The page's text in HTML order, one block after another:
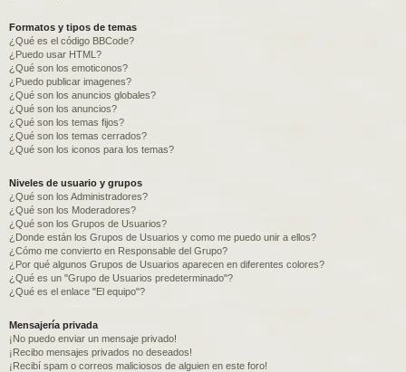
Formatos y tipos de temas
¿Qué es el código BBCode?
¿Puedo usar HTML?
¿Qué son los emoticonos?
¿Puedo publicar imagenes?
¿Qué son los anuncios globales?
¿Qué son los anuncios?
¿Qué son los temas fijos?
¿Qué son los temas cerrados?
¿Qué son los iconos para los temas?
Niveles de usuario y grupos
¿Qué son los Administradores?
¿Qué son los Moderadores?
¿Qué son los Grupos de Usuarios?
¿Donde están los Grupos de Usuarios y como me puedo unir a ellos?
¿Cómo me convierto en Responsable del Grupo?
¿Por qué algunos Grupos de Usuarios aparecen en diferentes colores?
¿Qué es un "Grupo de Usuarios predeterminado"?
¿Qué es el enlace "El equipo"?
Mensajería privada
¡No puedo enviar un mensaje privado!
¡Recibo mensajes privados no deseados!
¡Recibí spam o correos maliciosos de alguien en este foro!